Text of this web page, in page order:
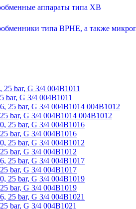
аппараты типа XB
типа BPHE, а также
bar, G 3/4 004B1011
bar, G 3/4 004B1014 004B1012
bar, G 3/4 004B1016
bar, G 3/4 004B1012
bar, G 3/4 004B1017
bar, G 3/4 004B1019
bar, G 3/4 004B1021